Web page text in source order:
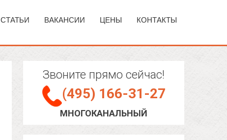
СТАТЬИ ВАКАНСИИ ЦЕНЫ КОНТАКТЫ
Звоните прямо сейчас!
(495) 166-31-27
МНОГОКАНАЛЬНЫЙ